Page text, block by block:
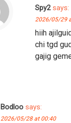
Spy2 says:
2026/05/29
hiih
chi tgd
gajig
Bodloo says:
2026/05/28 at 00:40